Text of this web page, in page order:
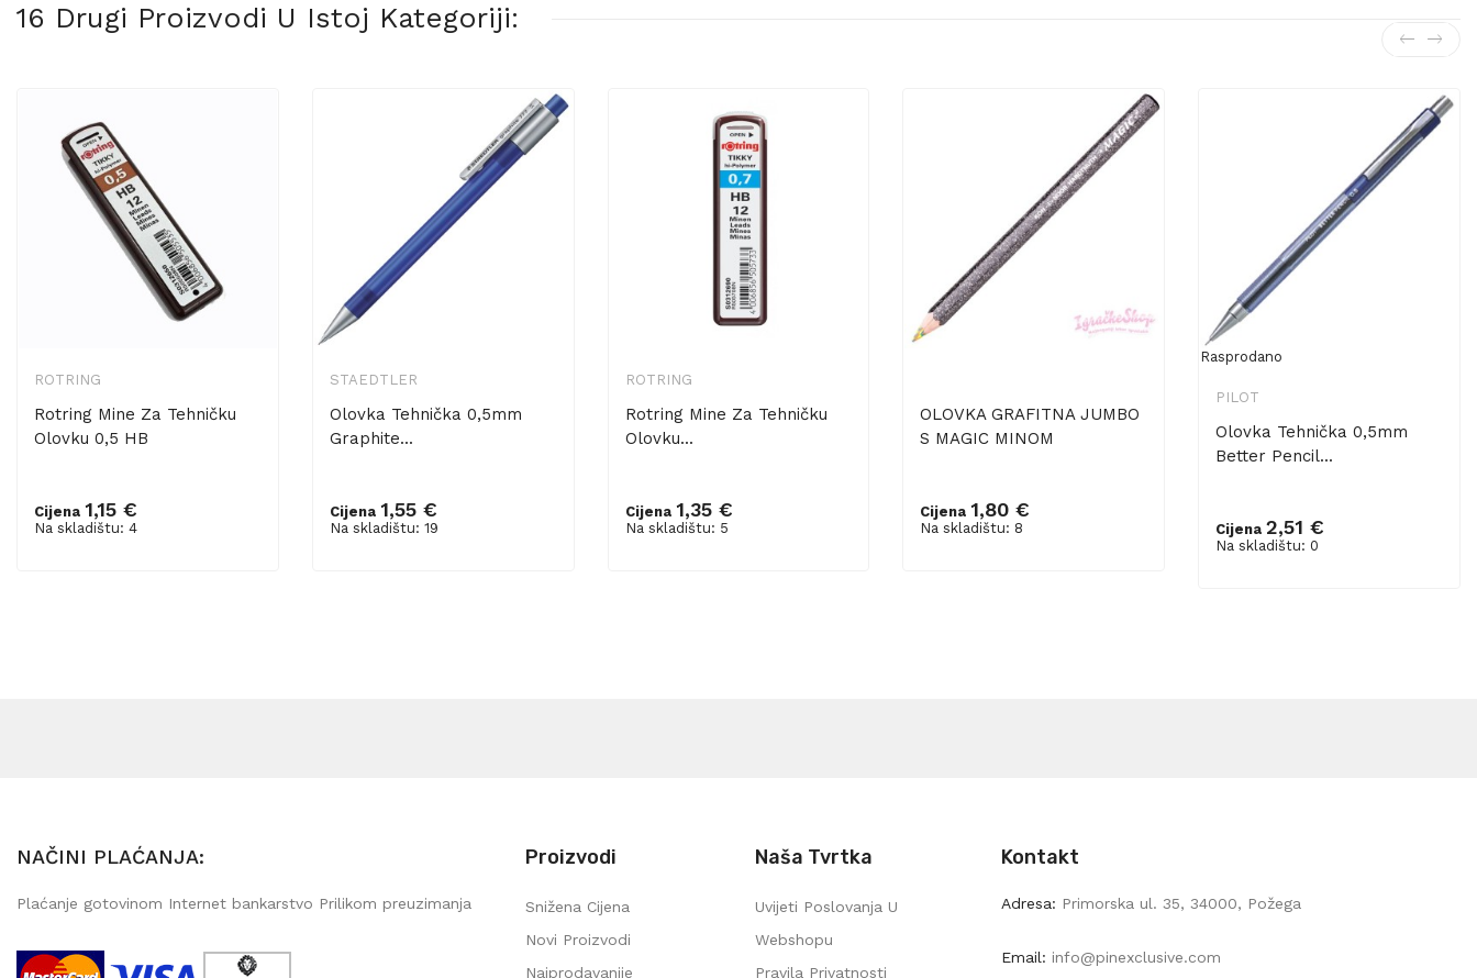
16 Drugi Proizvodi U Istoj Kategoriji:
ROTRING
Rotring Mine Za Tehničku
Olovku 0,5 HB
Cijena 1,15 €
Na skladištu: 4
Dodaj u košaricu
STAEDTLER
Olovka Tehnička 0,5mm
Graphite...
Cijena 1,55 €
Na skladištu: 19
Dodaj u košaricu
ROTRING
Rotring Mine Za Tehničku
Olovku...
Cijena 1,35 €
Na skladištu: 5
Dodaj u košaricu
OLOVKA GRAFITNA JUMBO
S MAGIC MINOM
Cijena 1,80 €
Na skladištu: 8
Dodaj u košaricu
Rasprodano
PILOT
Olovka Tehnička 0,5mm
Better Pencil...
Cijena 2,51 €
Na skladištu: 0
NAČINI PLAĆANJA:
Plaćanje gotovinom Internet bankarstvo Prilikom preuzimanja
Proizvodi
Snižena Cijena
Novi Proizvodi
Najprodavanije
Naša Tvrtka
Uvijeti Poslovanja U
Webshopu
Pravila Privatnosti
Kontakt
Adresa: Primorska ul. 35, 34000, Požega
Email: info@pinexclusive.com